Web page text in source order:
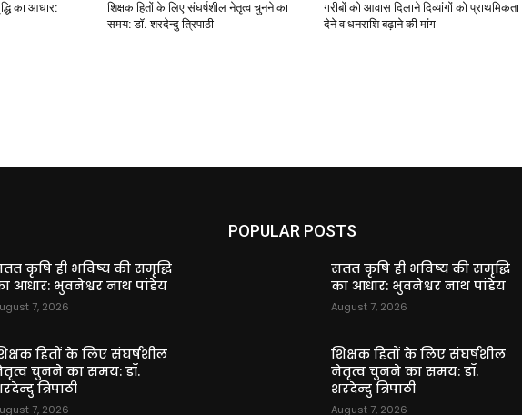
का आधार:
शिक्षक हितों के लिए संघर्षशील नेतृत्व चुनने का
समय: डॉ. शरदेन्दु त्रिपाठी
गरीबों को आवास दिलाने दिव्यांगों को प्राथमिकता
देने व धनराशि बढ़ाने की मांग
कृषि ही भविष्य की समृद्धि
आधार: भुवनेश्वर नाथ पांडेय
7, 2026
हितों के लिए संघर्षशील
चुनने का समय: डॉ.
त्रिपाठी
7, 2026
POPULAR POSTS
सतत कृषि ही भविष्य की समृद्धि
का आधार: भुवनेश्वर नाथ पांडेय
August 7, 2026
शिक्षक हितों के लिए संघर्षशील
नेतृत्व चुनने का समय: डॉ.
शरदेन्दु त्रिपाठी
August 7, 2026